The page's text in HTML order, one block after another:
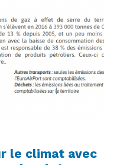
le climat avec